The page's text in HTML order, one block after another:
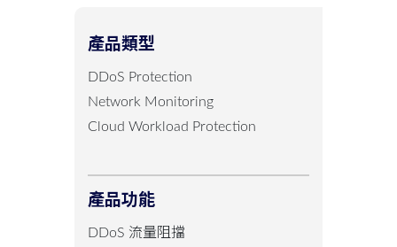
產品類型
DDoS Protection
Network Monitoring
Cloud Workload Protection
產品功能
DDoS 流量阻擋